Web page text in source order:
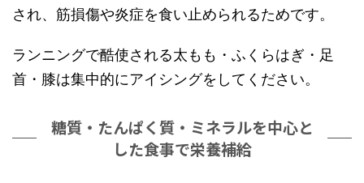
され、筋損傷や炎症を食い止められるためです。
ランニングで酷使される太もも・ふくらはぎ・足
首・膝は集中的にアイシングをしてください。
糖質・たんぱく質・ミネラルを中心と
した食事で栄養補給